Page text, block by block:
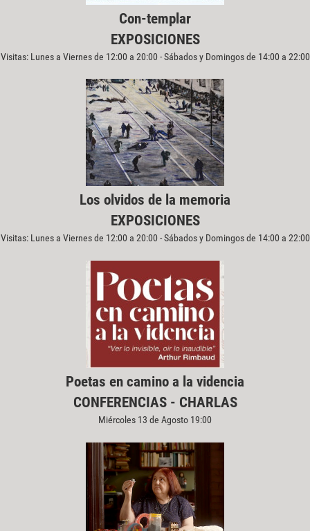
Con-templar
EXPOSICIONES
Visitas: Lunes a Viernes de 12:00 a 20:00 - Sábados y Domingos de 14:00 a 22:00
Los olvidos de la memoria
EXPOSICIONES
Visitas: Lunes a Viernes de 12:00 a 20:00 - Sábados y Domingos de 14:00 a 22:00
Poetas en camino a la videncia
CONFERENCIAS - CHARLAS
Miércoles 13 de Agosto 19:00